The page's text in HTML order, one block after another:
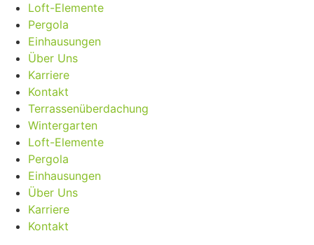
Loft-Elemente
Pergola
Einhausungen
Über Uns
Karriere
Kontakt
Terrassenüberdachung
Wintergarten
Loft-Elemente
Pergola
Einhausungen
Über Uns
Karriere
Kontakt